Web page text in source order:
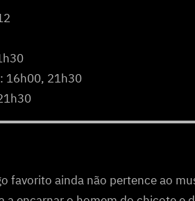
16h00, 21h30
favorito ainda não pertence ao